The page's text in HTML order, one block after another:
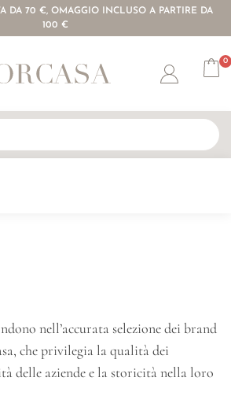
DA 70 €, OMAGGIO INCLUSO A PARTIRE DA
100 €
Account
0
nell’accurata selezione dei brand
che privilegia la qualità dei
delle aziende e la storicità nella loro